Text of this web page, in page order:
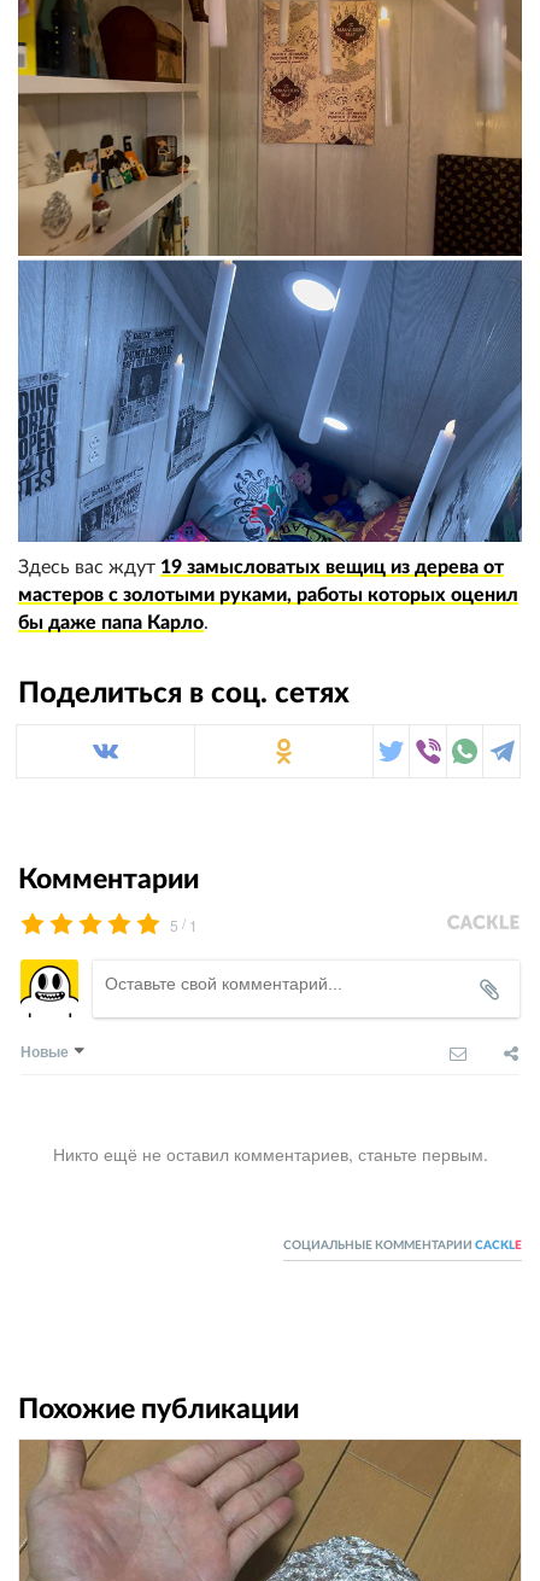
Здесь вас ждут 19 замысловатых вещиц из дерева от
мастеров с золотыми руками, работы которых оценил
бы даже папа Карло.
Поделиться в соц. сетях
Комментарии
5 / 1
Новые
Никто ещё не оставил комментариев, станьте первым.
СОЦИАЛЬНЫЕ КОММЕНТАРИИ CACKL E
Похожие публикации